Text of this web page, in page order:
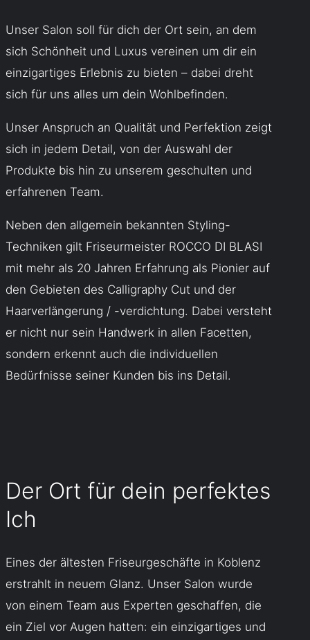
Unser Salon soll für dich der Ort sein, an dem
sich Schönheit und Luxus vereinen um dir ein
einzigartiges Erlebnis zu bieten – dabei dreht
sich für uns alles um dein Wohlbefinden.
Unser Anspruch an Qualität und Perfektion zeigt
sich in jedem Detail, von der Auswahl der
Produkte bis hin zu unserem geschulten und
erfahrenen Team.
Neben den allgemein bekannten Styling-
Techniken gilt Friseurmeister ROCCO DI BLASI
mit mehr als 20 Jahren Erfahrung als Pionier auf
den Gebieten des Calligraphy Cut und der
Haarverlängerung / -verdichtung. Dabei versteht
er nicht nur sein Handwerk in allen Facetten,
sondern erkennt auch die individuellen
Bedürfnisse seiner Kunden bis ins Detail.
Der Ort für dein perfektes
Ich
Eines der ältesten Friseurgeschäfte in Koblenz
erstrahlt in neuem Glanz. Unser Salon wurde
von einem Team aus Experten geschaffen, die
ein Ziel vor Augen hatten: ein einzigartiges und